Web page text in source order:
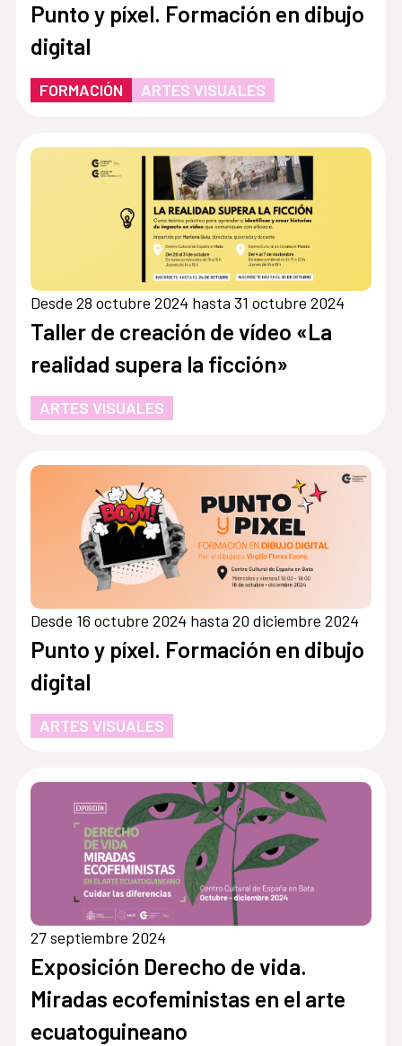
Punto y píxel. Formación en dibujo
digital
FORMACIÓN ARTES VISUALES
Desde 28 octubre 2024 hasta 31 octubre 2024
Taller de creación de vídeo «La
realidad supera la ficción»
ARTES VISUALES
Desde 16 octubre 2024 hasta 20 diciembre 2024
Punto y píxel. Formación en dibujo
digital
ARTES VISUALES
27 septiembre 2024
Exposición Derecho de vida.
Miradas ecofeministas en el arte
ecuatoguineano